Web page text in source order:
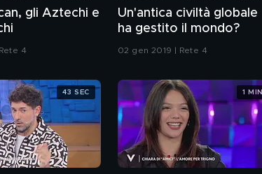
gli Aztechi e
4
Un'antica civiltà globale
ha gestito il mondo?
02 gen 2019 | Rete 4
43 SEC 1 MIN